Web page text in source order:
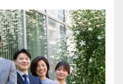
は1分単位で全額支
や貢献度を正当に
す。